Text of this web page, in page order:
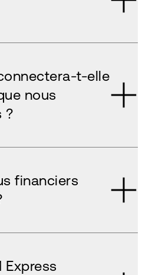
t-elle
nous
?
financiers
Express